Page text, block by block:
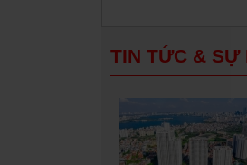
TIN TỨC & SỰ